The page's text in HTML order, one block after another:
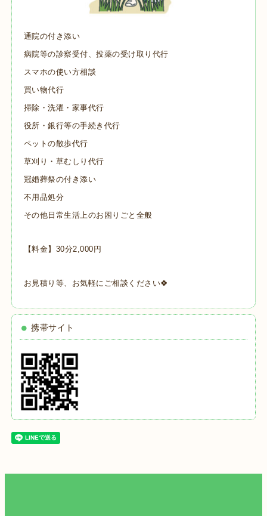
通院の付き添い
病院等の診察受付、投薬の受け取り代行
スマホの使い方相談
買い物代行
掃除・洗濯・家事代行
役所・銀行等の手続き代行
ペットの散歩代行
草刈り・草むしり代行
冠婚葬祭の付き添い
不用品処分
その他日常生活上のお困りごと全般
【料金】30分2,000円
お見積り等、お気軽にご相談ください🍀
携帯サイト